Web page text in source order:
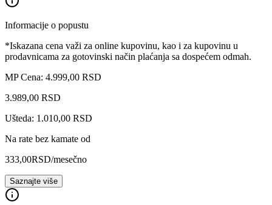
Informacije o popustu
*Iskazana cena važi za online kupovinu, kao i za kupovinu u
prodavnicama za gotovinski način plaćanja sa dospećem odmah.
MP Cena: 4.999,00 RSD
3.989,00 RSD
Ušteda: 1.010,00 RSD
Na rate bez kamate od
333,00RSD/mesečno
Saznajte više